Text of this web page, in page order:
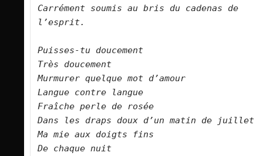
Carrément soumis au bris du cadenas de
l’esprit.
Puisses-tu doucement
Très doucement
Murmurer quelque mot d’amour
Langue contre langue
Fraîche perle de rosée
Dans les draps doux d’un matin de juillet
Ma mie aux doigts fins
De chaque nuit